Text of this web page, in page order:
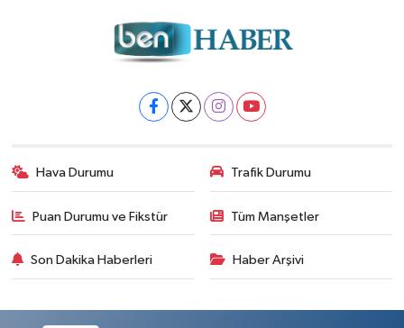
Hava Durumu Trafik Durumu
Puan Durumu ve Fikstür Tüm Manşetler
Son Dakika Haberleri Haber Arşivi